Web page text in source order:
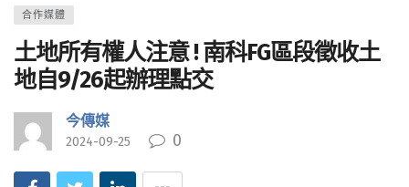
合作媒體
土地所有權人注意 ! 南科FG區段徵收土
地自9/26起辦理點交
今傳媒
2024-09-25 0